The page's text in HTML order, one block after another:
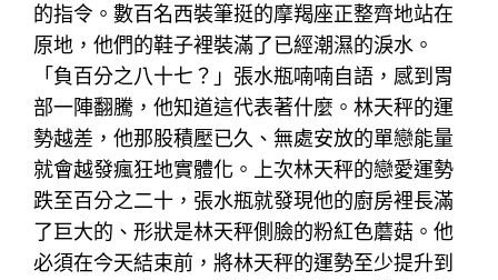
的指令。數百名西裝筆挺的摩羯座正整齊地站在
原地，他們的鞋子裡裝滿了已經潮濕的淚水。
「負百分之八十七？」張水瓶喃喃自語，感到胃
部一陣翻騰，他知道這代表著什麼。林天秤的運
勢越差，他那股積壓已久、無處安放的單戀能量
就會越發瘋狂地實體化。上次林天秤的戀愛運勢
跌至百分之二十，張水瓶就發現他的廚房裡長滿
了巨大的、形狀是林天秤側臉的粉紅色蘑菇。他
必須在今天結束前，將林天秤的運勢至少提升到